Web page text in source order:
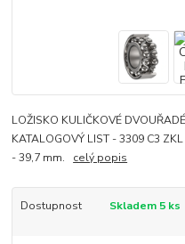
LOŽISKO KULIČKOVÉ
KATALOGOVÝ LIST - 3309 C3
- 39,7 mm. celý popis
Dostupnost Skladem 5 ks